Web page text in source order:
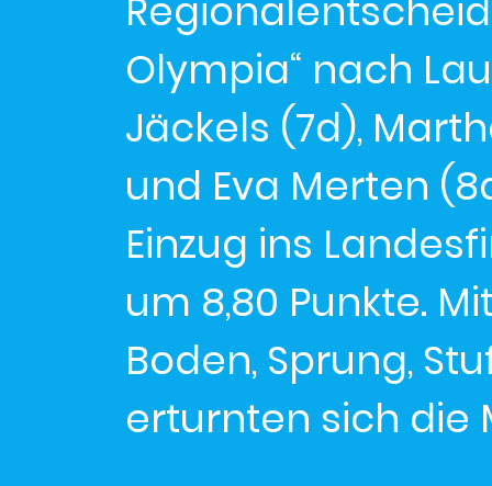
Olympia“ nach
Jäckels (7d),
und Eva Merten
Einzug ins
um 8,80 Punkte.
Boden, Sprung,
erturnten sich die